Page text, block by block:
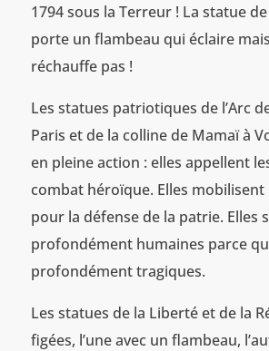
1794 sous la Terreur ! La statue
porte un flambeau qui éclaire
réchauffe pas !
Les statues patriotiques de l’Arc
Paris et de la colline de Mamaï à
en pleine action : elles appellent
combat héroïque. Elles mobilisent
pour la défense de la patrie. Elles
profondément humaines parce
profondément tragiques.
Les statues de la Liberté et de la
figées, l’une avec un flambeau,